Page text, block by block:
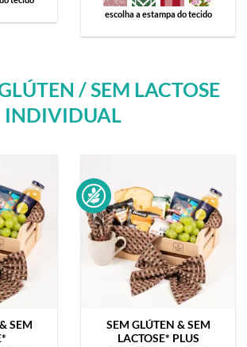
escolha a estampa do tecido
/ SEM LACTOSE
INDIVIDUAL
SEM
SEM GLÚTEN & SEM
LACTOSE* PLUS